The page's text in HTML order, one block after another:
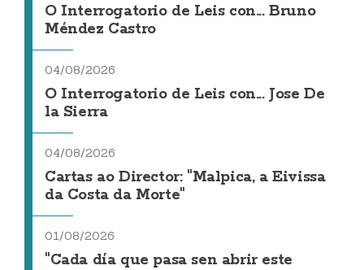
O Interrogatorio de Leis con... Bruno
Méndez Castro
04/08/2026
O Interrogatorio de Leis con... Jose De
la Sierra
04/08/2026
Cartas ao Director: "Malpica, a Eivissa
da Costa da Morte"
01/08/2026
"Cada día que pasa sen abrir este